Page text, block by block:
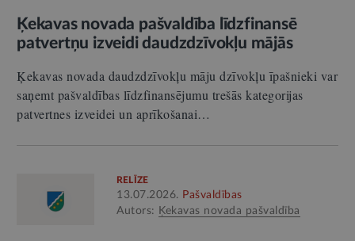
Ķekavas novada pašvaldība līdzfinansē
patvertņu izveidi daudzdzīvokļu mājās
Ķekavas novada daudzdzīvokļu māju dzīvokļu īpašnieki var
saņemt pašvaldības līdzfinansējumu trešās kategorijas
patvertnes izveidei un aprīkošanai…
RELĪZE
13.07.2026. Pašvaldības
Autors:
Ķekavas novada pašvaldība